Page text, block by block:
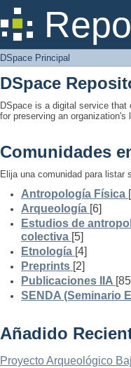
DSpace Principal
DSpace Principal
DSpace
DSpace is a digital service
for preserving an
Comunidades
Elija una comunidad para listar
Antropología Física
Arqueología [6]
Estudios de
colectiva [5]
Etnología [4]
Preprints [2]
Publicaciones IIA
SENDA (Seminario
Añadido
Proyecto Arqueológico